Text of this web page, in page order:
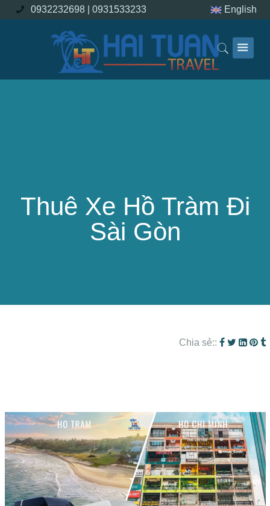
Thuê Xe Hồ Tràm Đi
Sài Gòn
0932232698 | 0931533233 English
Chia sẻ::